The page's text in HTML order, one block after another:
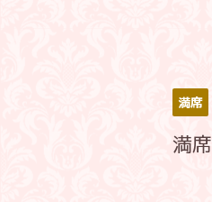
満席
満席